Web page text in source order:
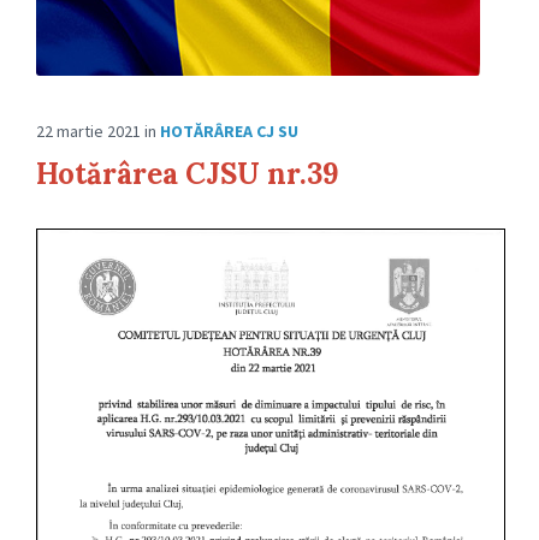
22 martie 2021 in HOTĂRÂREA CJ SU
Hotărârea CJSU nr.39